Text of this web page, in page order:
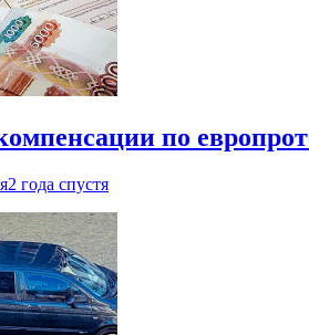
по
2 года спустя